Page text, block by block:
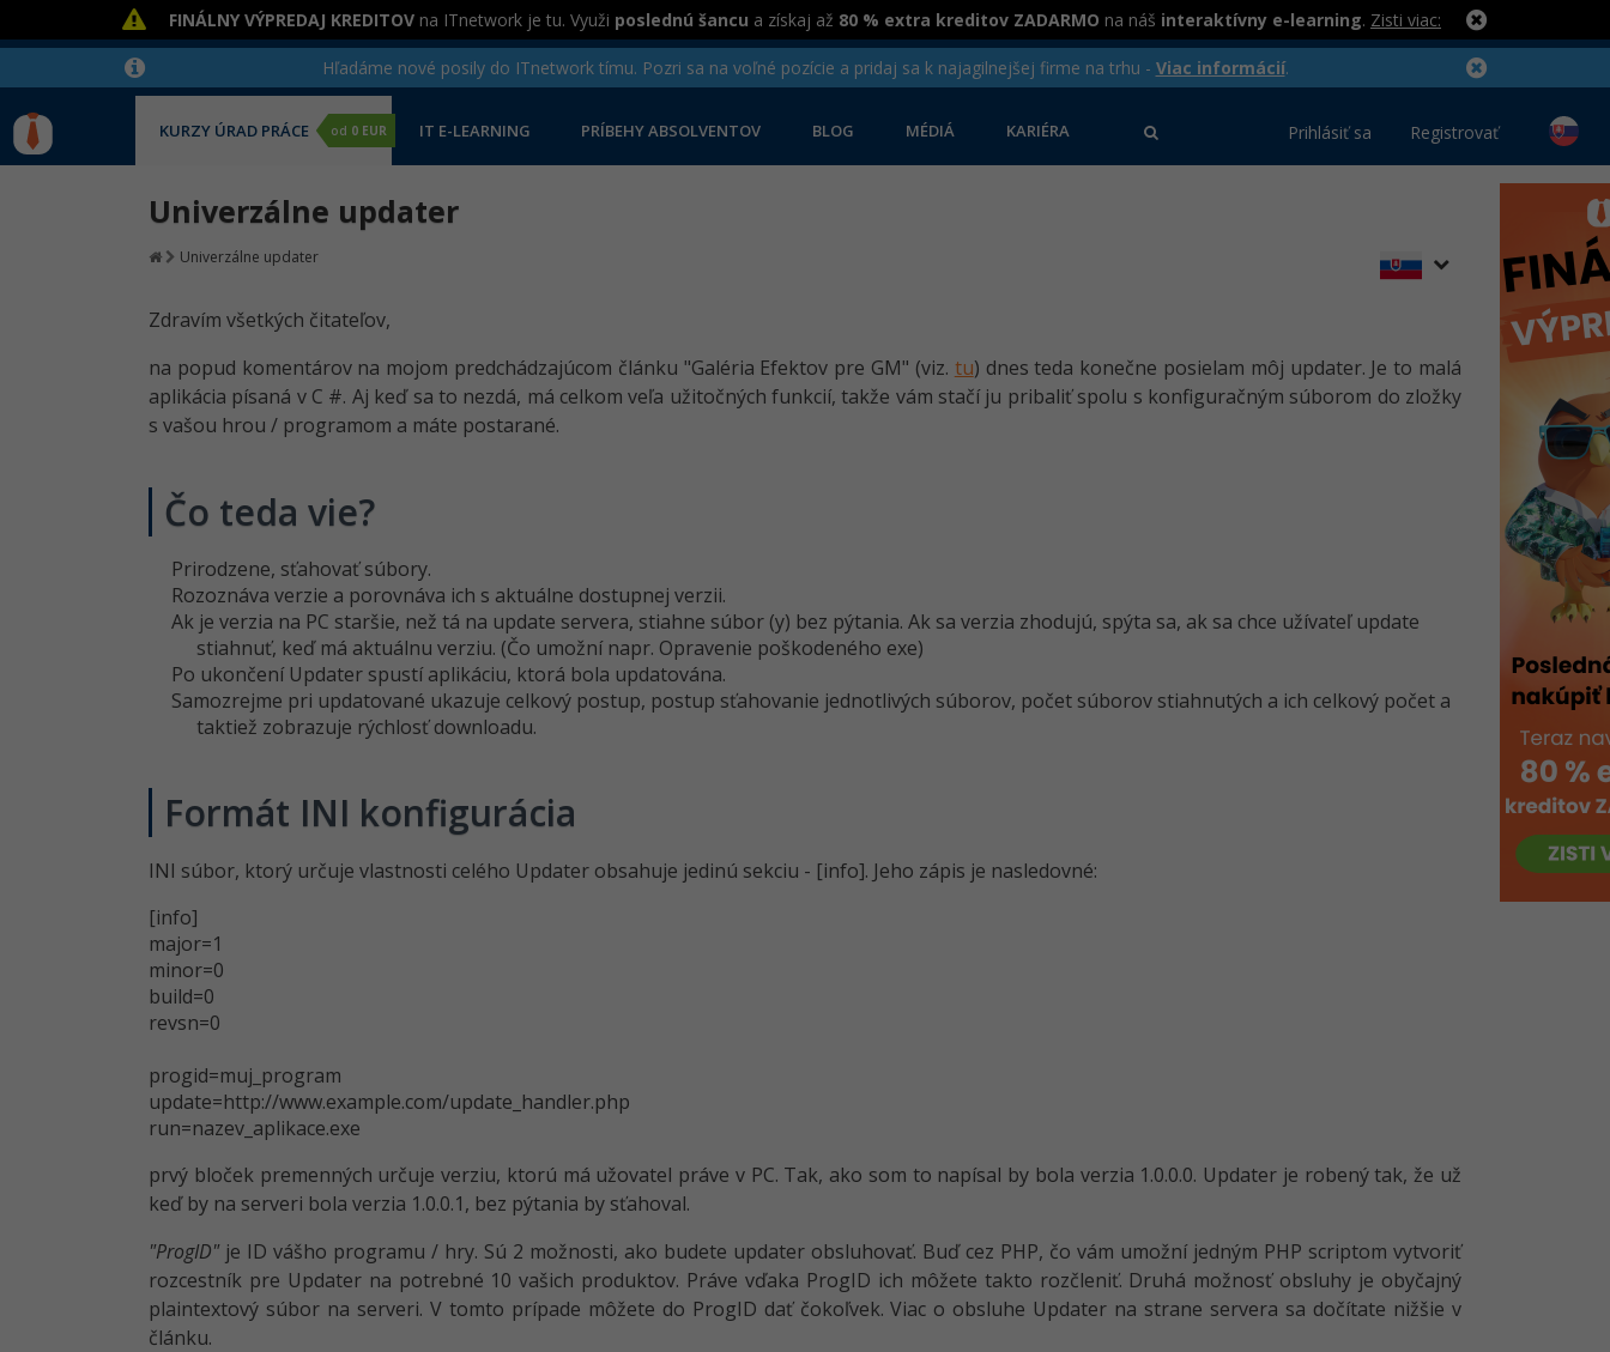
FINÁLNY VÝPREDAJ KREDITOV na ITnetwork je tu. Využi poslednú šancu a získaj až 80 % extra kreditov ZADARMO na náš interaktívny e-learning. Zisti viac:
Hľadáme nové posily do ITnetwork tímu. Pozri sa na voľné pozície a pridaj sa k najagilnejšej firme na trhu - Viac informácií.
KURZY ÚRAD PRÁCE od 0 EUR IT E-LEARNING PRÍBEHY ABSOLVENTOV BLOG MÉDIÁ KARIÉRA Prihlásiť sa Registrovať
Univerzálne updater
Univerzálne updater
Zdravím všetkých čitateľov,
na popud komentárov na mojom predchádzajúcom článku "Galéria Efektov pre GM" (viz. tu) dnes teda konečne posielam môj updater. Je to malá
aplikácia písaná v C #. Aj keď sa to nezdá, má celkom veľa užitočných funkcií, takže vám stačí ju pribaliť spolu s konfiguračným súborom do zložky
s vašou hrou / programom a máte postarané.
Čo teda vie?
Prirodzene, sťahovať súbory.
Rozoznáva verzie a porovnáva ich s aktuálne dostupnej verzii.
Ak je verzia na PC staršie, než tá na update servera, stiahne súbor (y) bez pýtania. Ak sa verzia zhodujú, spýta sa, ak sa chce užívateľ update
stiahnuť, keď má aktuálnu verziu. (Čo umožní napr. Opravenie poškodeného exe)
Po ukončení Updater spustí aplikáciu, ktorá bola updatována.
Samozrejme pri updatované ukazuje celkový postup, postup sťahovanie jednotlivých súborov, počet súborov stiahnutých a ich celkový počet a
taktiež zobrazuje rýchlosť downloadu.
Formát INI konfigurácia
INI súbor, ktorý určuje vlastnosti celého Updater obsahuje jedinú sekciu - [info]. Jeho zápis je nasledovné:
[info]
major=1
minor=0
build=0
revsn=0
progid=muj_program
update=http://www.example.com/update_handler.php
run=nazev_aplikace.exe
prvý bloček premenných určuje verziu, ktorú má užovatel práve v PC. Tak, ako som to napísal by bola verzia 1.0.0.0. Updater je robený tak, že už
keď by na serveri bola verzia 1.0.0.1, bez pýtania by sťahoval.
"ProgID"je ID vášho programu / hry. Sú 2 možnosti, ako budete updater obsluhovať. Buď cez PHP, čo vám umožní jedným PHP scriptom vytvoriť
rozcestník pre Updater na potrebné 10 vašich produktov. Práve vďaka ProgID ich môžete takto rozčleniť. Druhá možnosť obsluhy je obyčajný
plaintextový súbor na serveri. V tomto prípade môžete do ProgID dať čokoľvek. Viac o obsluhe Updater na strane servera sa dočítate nižšie v
článku.